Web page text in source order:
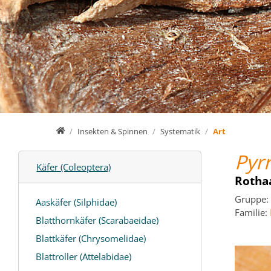
HomeInsekten & Spinnen Systematik Art
Gruppe:
Familie:
Käfer (Coleoptera)
Aaskäfer (Silphidae)
Blatthornkäfer (Scarabaeidae)
Blattkäfer (Chrysomelidae)
Blattroller (Attelabidae)